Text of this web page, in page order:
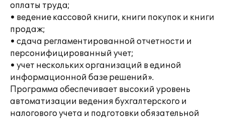
оплаты труда;
• ведение кассовой книги, книги покупок и книги
продаж;
• сдача регламентированной отчетности и
персонифицированный учет;
• учет нескольких организаций в единой
информационной базе решений».
Программа обеспечивает высокий уровень
автоматизации ведения бухгалтерского и
налогового учета и подготовки обязательной